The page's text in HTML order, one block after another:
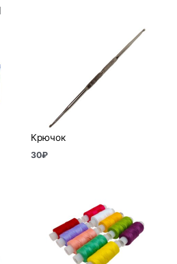
Крючок
30₽